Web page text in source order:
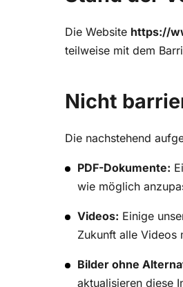
Die Website https://
teilweise mit dem
Nicht
Die nachstehend
PDF-Dokumente:
wie möglich
Videos: Einige
Zukunft alle Videos
Bilder ohne
aktualisieren diese